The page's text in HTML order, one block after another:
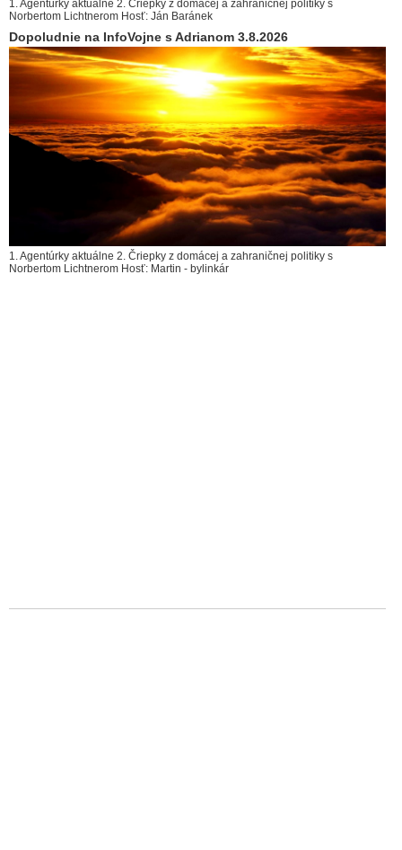
1. Agentúrky aktuálne 2. Čriepky z domácej a zahraničnej politiky s
Norbertom Lichtnerom Hosť: Ján Baránek
Dopoludnie na InfoVojne s Adrianom 3.8.2026
1. Agentúrky aktuálne 2. Čriepky z domácej a zahraničnej politiky s
Norbertom Lichtnerom Hosť: Martin - bylinkár